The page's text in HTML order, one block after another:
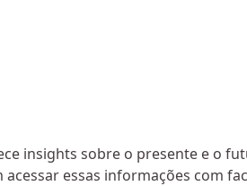
insights sobre o presente e o
essas informações com